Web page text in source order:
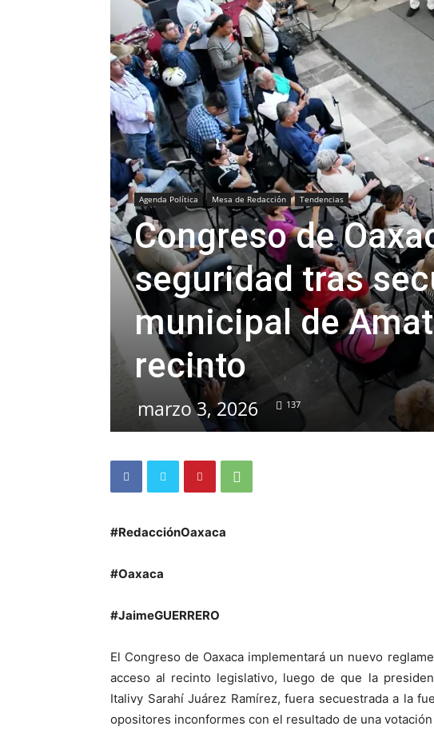
Agenda Política Mesa de Redacción Tendencias
Congreso de
seguridad tras
municipal de
recinto
marzo 3, 2026 137
#RedacciónOaxaca
#Oaxaca
#JaimeGUERRERO
El Congreso de Oaxaca implementará un nuevo
acceso al recinto legislativo, luego de que la
Italivy Sarahí Juárez Ramírez, fuera secuestrada a la
opositores inconformes con el resultado de una